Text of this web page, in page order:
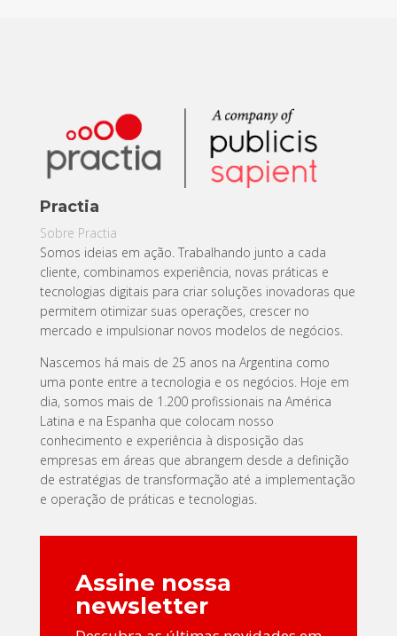
Practia
Sobre Practia
Somos ideias em ação. Trabalhando junto a cada
cliente, combinamos experiência, novas práticas e
tecnologias digitais para criar soluções inovadoras que
permitem otimizar suas operações, crescer no
mercado e impulsionar novos modelos de negócios.
Nascemos há mais de 25 anos na Argentina como
uma ponte entre a tecnologia e os negócios. Hoje em
dia, somos mais de 1.200 profissionais na América
Latina e na Espanha que colocam nosso
conhecimento e experiência à disposição das
empresas em áreas que abrangem desde a definição
de estratégias de transformação até a implementação
e operação de práticas e tecnologias.
Assine nossa
newsletter